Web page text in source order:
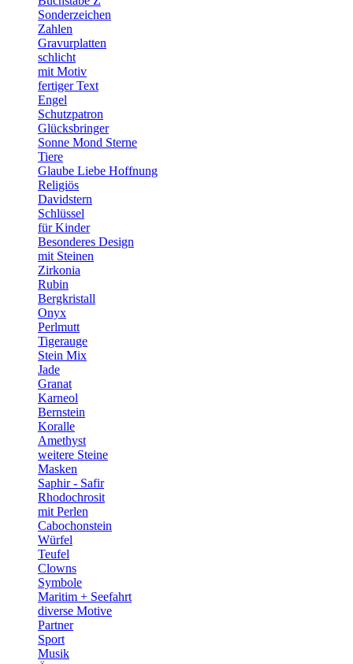
Sonderzeichen
Zahlen
Gravurplatten
schlicht
mit Motiv
fertiger Text
Engel
Schutzpatron
Glücksbringer
Sonne Mond Sterne
Tiere
Glaube Liebe Hoffnung
Religiös
Davidstern
Schlüssel
für Kinder
Besonderes Design
mit Steinen
Zirkonia
Rubin
Bergkristall
Onyx
Perlmutt
Tigerauge
Stein Mix
Jade
Granat
Karneol
Bernstein
Koralle
Amethyst
weitere Steine
Masken
Saphir - Safir
Rhodochrosit
mit Perlen
Cabochonstein
Würfel
Teufel
Clowns
Symbole
Maritim + Seefahrt
diverse Motive
Partner
Sport
Musik